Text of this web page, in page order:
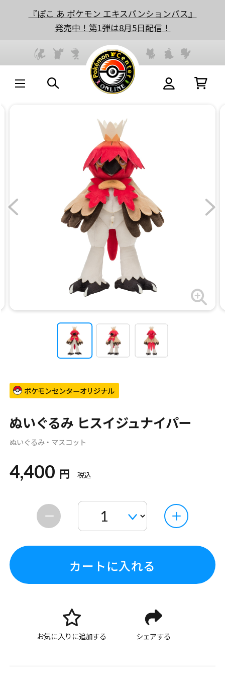
『ぽこ あ ポケモン エキスパンションパス』
発売中！第1弾は8月5日配信！
ポケモンセンターオリジナル
ぬいぐるみ ヒスイジュナイパー
ぬいぐるみ・マスコット
4,400 円 税込
カートに入れる
お気に入りに追加する シェアする